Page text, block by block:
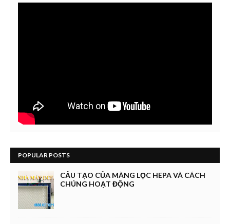
POPULAR POSTS
CẤU TẠO CỦA MÀNG LỌC HEPA VÀ CÁCH
CHÚNG HOẠT ĐỘNG